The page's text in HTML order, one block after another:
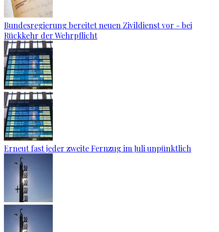
Bundesregierung bereitet neuen Zivildienst vor - bei
Rückkehr der Wehrpflicht
Erneut fast jeder zweite Fernzug im Juli unpünktlich